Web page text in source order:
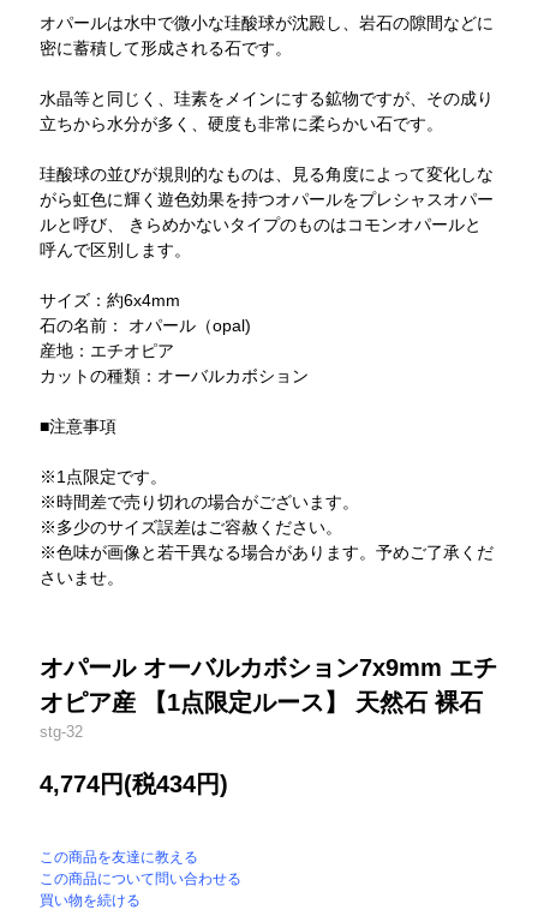
オパールは水中で微小な珪酸球が沈殿し、岩石の隙間などに
密に蓄積して形成される石です。
水晶等と同じく、珪素をメインにする鉱物ですが、その成り
立ちから水分が多く、硬度も非常に柔らかい石です。
珪酸球の並びが規則的なものは、見る角度によって変化しな
がら虹色に輝く遊色効果を持つオパールをプレシャスオパー
ルと呼び、 きらめかないタイプのものはコモンオパールと
呼んで区別します。
サイズ：約6x4mm
石の名前： オパール（opal)
産地：エチオピア
カットの種類：オーバルカボション
■注意事項
※1点限定です。
※時間差で売り切れの場合がございます。
※多少のサイズ誤差はご容赦ください。
※色味が画像と若干異なる場合があります。予めご了承くだ
さいませ。
オパール オーバルカボション7x9mm エチ
オピア産 【1点限定ルース】 天然石 裸石
stg-32
4,774円(税434円)
この商品を友達に教える
この商品について問い合わせる
買い物を続ける